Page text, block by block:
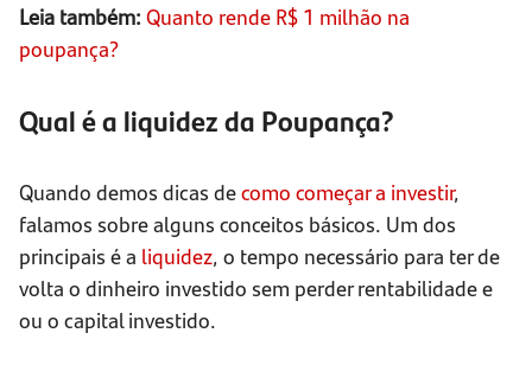
Leia também: Quanto rende R$ 1 milhão na
poupança?
Qual é a liquidez da Poupança?
Quando demos dicas decomo começar a investir,
falamos sobre alguns conceitos básicos. Um dos
principais é a liquidez, o tempo necessário para ter de
volta o dinheiro investido sem perder rentabilidade e
ou o capital investido.